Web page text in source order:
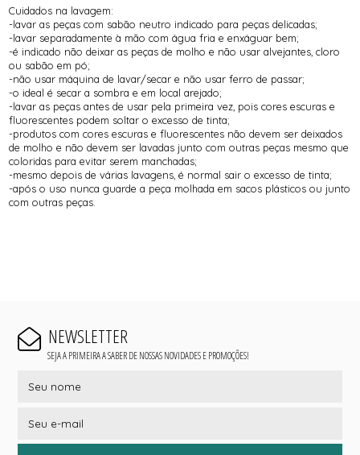
Cuidados na lavagem:
-lavar as peças com sabão neutro indicado para peças delicadas;
-lavar separadamente à mão com água fria e enxáguar bem;
-é indicado não deixar as peças de molho e não usar alvejantes, cloro
ou sabão em pó;
-não usar máquina de lavar/secar e não usar ferro de passar;
-o ideal é secar a sombra e em local arejado;
-lavar as peças antes de usar pela primeira vez, pois cores escuras e
fluorescentes podem soltar o excesso de tinta;
-produtos com cores escuras e fluorescentes não devem ser deixados
de molho e não devem ser lavadas junto com outras peças mesmo que
coloridas para evitar serem manchadas;
-mesmo depois de várias lavagens, é normal sair o excesso de tinta;
-após o uso nunca guarde a peça molhada em sacos plásticos ou junto
com outras peças.
NEWSLETTER
SEJA A PRIMEIRA A SABER DE NOSSAS NOVIDADES E PROMOÇÕES!